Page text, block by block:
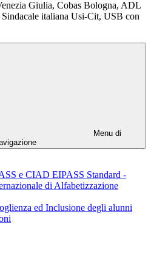
Giulia, Cobas Bologna, ADL
italiana Usi-Cit, USB con
Menu di
e CIAD EIPASS Standard -
di Alfabetizzazione
ed Inclusione degli alunni